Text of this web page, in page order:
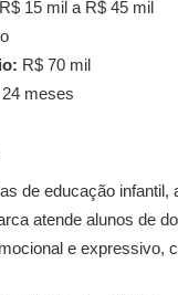
R$ 15 mil a R$ 45 mil
R$ 70 mil
24 meses
de educação infantil,
atende alunos de
e expressivo,